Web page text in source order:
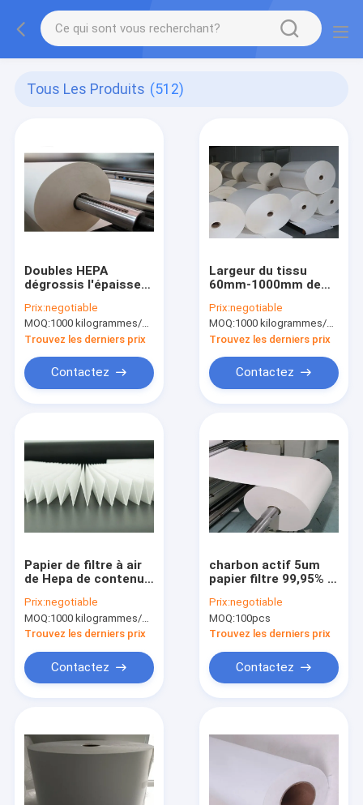
Tous Les Produits (512)
Doubles HEPA
dégrossis l'épaisseur
0.55mm pour le filtre
de la CAHT
Prix:negotiable
MOQ:1000 kilogrammes/kilogrammes (Min. Order)
Trouvez les derniers prix
Contactez
Largeur du tissu
60mm-1000mm de
1 micron pour le
système de filtration
d'air
Prix:negotiable
MOQ:1000 kilogrammes/kilogrammes (Min. Order)
Trouvez les derniers prix
Contactez
Papier de filtre à air
de Hepa de contenu
papier filtre de 0,2
microns
Prix:negotiable
MOQ:1000 kilogrammes/kilogrammes (Min. Order)
Trouvez les derniers prix
Contactez
charbon actif 5um
papier filtre 99,95% la
Filter
Prix:negotiable
MOQ:100pcs
Trouvez les derniers prix
Contactez